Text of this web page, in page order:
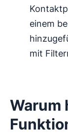
einem
mit
Warum